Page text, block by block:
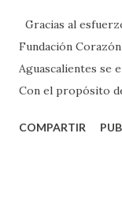
Gracias al
Fundación
Aguascalientes se
Con el propósito
municipal, Leo
COMPARTIR